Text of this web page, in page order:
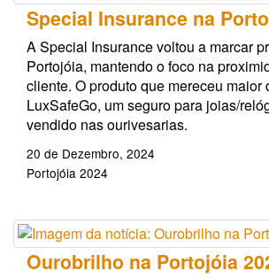
Special Insurance na
A Special Insurance voltou a marcar
Portojóia, mantendo o foco na
cliente. O produto que mereceu maior
LuxSafeGo, um seguro para joias/
vendido nas ourivesarias.
20 de Dezembro, 2024
Portojóia 2024
Ourobrilho na Portojóia